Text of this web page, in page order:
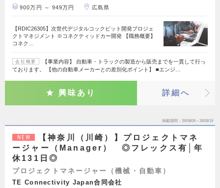
900万円 ～ 949万円 広島県
【RDIC26305】次世代デジタルコックピット開発プロジェ
クトマネジメント ※コネクティッドカー開発 【職務概要】
コネク…
会社概要
【事業内容】 自動車・トラックの製造から販売までを一貫して行っ
ております。 【他の自動車メーカーとの差別化ポイント】 ■エンジ…
興味あり 詳細へ
掲載期間 26/08/06～26/08/19
NEW
【神奈川（川崎）】プロジェクトマネ
ージャー（Manager） ◎フレックス有│年
休131日◎
プロジェクトマネージャー（機械・自動車）
TE Connectivity Japan合同会社